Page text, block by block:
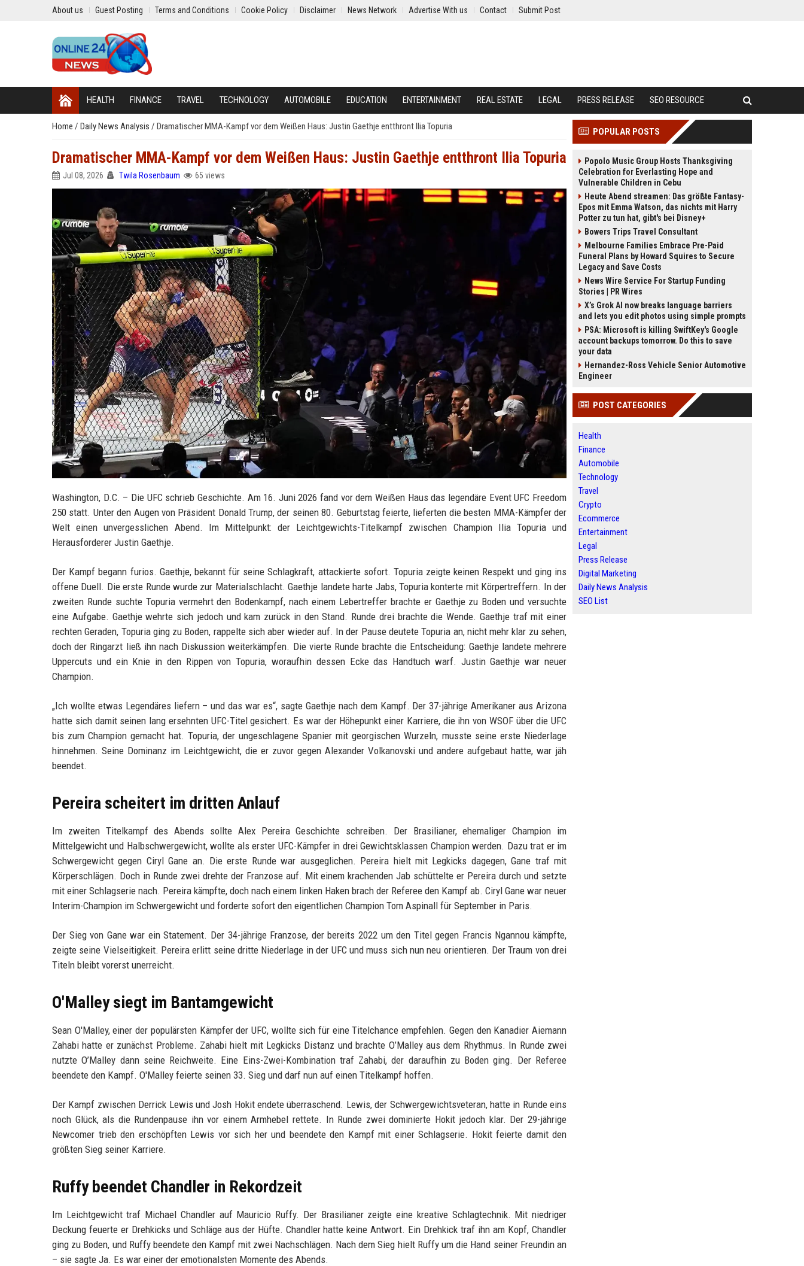
About us Guest Posting Terms and Conditions Cookie Policy Disclaimer News Network Advertise With us Contact Submit Post
HEALTH FINANCE TRAVEL TECHNOLOGY AUTOMOBILE EDUCATION ENTERTAINMENT REAL ESTATE LEGAL PRESS RELEASE SEO RESOURCE
Home / Daily News Analysis / Dramatischer MMA-Kampf vor dem Weißen Haus: Justin Gaethje entthront Ilia Topuria
Dramatischer MMA-Kampf vor dem Weißen Haus: Justin Gaethje entthront Ilia Topuria
Jul 08, 2026 Twila Rosenbaum 65 views
Washington, D.C. – Die UFC schrieb Geschichte. Am 16. Juni 2026 fand vor dem Weißen Haus das legendäre Event UFC Freedom
250 statt. Unter den Augen von Präsident Donald Trump, der seinen 80. Geburtstag feierte, lieferten die besten MMA-Kämpfer der
Welt einen unvergesslichen Abend. Im Mittelpunkt: der Leichtgewichts-Titelkampf zwischen Champion Ilia Topuria und
Herausforderer Justin Gaethje.
Der Kampf begann furios. Gaethje, bekannt für seine Schlagkraft, attackierte sofort. Topuria zeigte keinen Respekt und ging ins
offene Duell. Die erste Runde wurde zur Materialschlacht. Gaethje landete harte Jabs, Topuria konterte mit Körpertreffern. In der
zweiten Runde suchte Topuria vermehrt den Bodenkampf, nach einem Lebertreffer brachte er Gaethje zu Boden und versuchte
eine Aufgabe. Gaethje wehrte sich jedoch und kam zurück in den Stand. Runde drei brachte die Wende. Gaethje traf mit einer
rechten Geraden, Topuria ging zu Boden, rappelte sich aber wieder auf. In der Pause deutete Topuria an, nicht mehr klar zu sehen,
doch der Ringarzt ließ ihn nach Diskussion weiterkämpfen. Die vierte Runde brachte die Entscheidung: Gaethje landete mehrere
Uppercuts und ein Knie in den Rippen von Topuria, woraufhin dessen Ecke das Handtuch warf. Justin Gaethje war neuer
Champion.
„Ich wollte etwas Legendäres liefern – und das war es“, sagte Gaethje nach dem Kampf. Der 37-jährige Amerikaner aus Arizona
hatte sich damit seinen lang ersehnten UFC-Titel gesichert. Es war der Höhepunkt einer Karriere, die ihn von WSOF über die UFC
bis zum Champion gemacht hat. Topuria, der ungeschlagene Spanier mit georgischen Wurzeln, musste seine erste Niederlage
hinnehmen. Seine Dominanz im Leichtgewicht, die er zuvor gegen Alexander Volkanovski und andere aufgebaut hatte, war jäh
beendet.
Pereira scheitert im dritten Anlauf
Im zweiten Titelkampf des Abends sollte Alex Pereira Geschichte schreiben. Der Brasilianer, ehemaliger Champion im
Mittelgewicht und Halbschwergewicht, wollte als erster UFC-Kämpfer in drei Gewichtsklassen Champion werden. Dazu trat er im
Schwergewicht gegen Ciryl Gane an. Die erste Runde war ausgeglichen. Pereira hielt mit Legkicks dagegen, Gane traf mit
Körperschlägen. Doch in Runde zwei drehte der Franzose auf. Mit einem krachenden Jab schüttelte er Pereira durch und setzte
mit einer Schlagserie nach. Pereira kämpfte, doch nach einem linken Haken brach der Referee den Kampf ab. Ciryl Gane war neuer
Interim-Champion im Schwergewicht und forderte sofort den eigentlichen Champion Tom Aspinall für September in Paris.
Der Sieg von Gane war ein Statement. Der 34-jährige Franzose, der bereits 2022 um den Titel gegen Francis Ngannou kämpfte,
zeigte seine Vielseitigkeit. Pereira erlitt seine dritte Niederlage in der UFC und muss sich nun neu orientieren. Der Traum von drei
Titeln bleibt vorerst unerreicht.
O'Malley siegt im Bantamgewicht
Sean O'Malley, einer der populärsten Kämpfer der UFC, wollte sich für eine Titelchance empfehlen. Gegen den Kanadier Aiemann
Zahabi hatte er zunächst Probleme. Zahabi hielt mit Legkicks Distanz und brachte O’Malley aus dem Rhythmus. In Runde zwei
nutzte O’Malley dann seine Reichweite. Eine Eins-Zwei-Kombination traf Zahabi, der daraufhin zu Boden ging. Der Referee
beendete den Kampf. O'Malley feierte seinen 33. Sieg und darf nun auf einen Titelkampf hoffen.
Der Kampf zwischen Derrick Lewis und Josh Hokit endete überraschend. Lewis, der Schwergewichtsveteran, hatte in Runde eins
noch Glück, als die Rundenpause ihn vor einem Armhebel rettete. In Runde zwei dominierte Hokit jedoch klar. Der 29-jährige
Newcomer trieb den erschöpften Lewis vor sich her und beendete den Kampf mit einer Schlagserie. Hokit feierte damit den
größten Sieg seiner Karriere.
Ruffy beendet Chandler in Rekordzeit
Im Leichtgewicht traf Michael Chandler auf Mauricio Ruffy. Der Brasilianer zeigte eine kreative Schlagtechnik. Mit niedriger
Deckung feuerte er Drehkicks und Schläge aus der Hüfte. Chandler hatte keine Antwort. Ein Drehkick traf ihn am Kopf, Chandler
ging zu Boden, und Ruffy beendete den Kampf mit zwei Nachschlägen. Nach dem Sieg hielt Ruffy um die Hand seiner Freundin an
– sie sagte Ja. Es war einer der emotionalsten Momente des Abends.
POPULAR POSTS
Popolo Music Group Hosts Thanksgiving
Celebration for Everlasting Hope and
Vulnerable Children in Cebu
Heute Abend streamen: Das größte Fantasy-
Epos mit Emma Watson, das nichts mit Harry
Potter zu tun hat, gibt's bei Disney+
Bowers Trips Travel Consultant
Melbourne Families Embrace Pre-Paid
Funeral Plans by Howard Squires to Secure
Legacy and Save Costs
News Wire Service For Startup Funding
Stories | PR Wires
X’s Grok AI now breaks language barriers
and lets you edit photos using simple prompts
PSA: Microsoft is killing SwiftKey's Google
account backups tomorrow. Do this to save
your data
Hernandez-Ross Vehicle Senior Automotive
Engineer
POST CATEGORIES
Health
Finance
Automobile
Technology
Travel
Crypto
Ecommerce
Entertainment
Legal
Press Release
Digital Marketing
Daily News Analysis
SEO List